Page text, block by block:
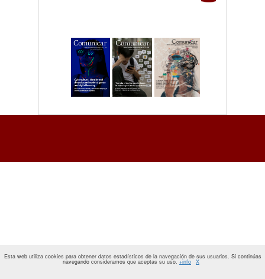
Esta web utiliza cookies para obtener datos estadísticos de la navegación de sus usuarios. Si continúas
navegando consideramos que aceptas su uso. +info X